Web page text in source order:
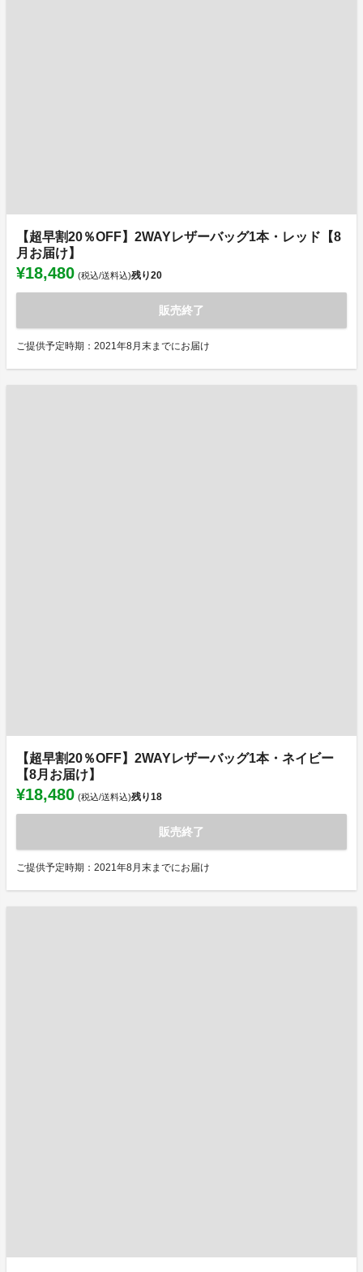
【超早割20％OFF】2WAYレザーバッグ1本・レッド【8
月お届け】
¥18,480 (税込/送料込)残り20
販売終了
ご提供予定時期：2021年8月末までにお届け
【超早割20％OFF】2WAYレザーバッグ1本・ネイビー
【8月お届け】
¥18,480 (税込/送料込)残り18
販売終了
ご提供予定時期：2021年8月末までにお届け